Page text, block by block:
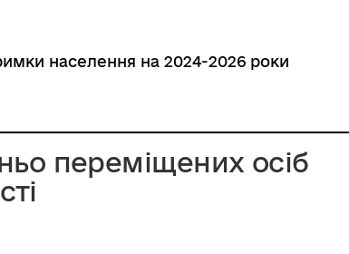
населення на 2024-2026 роки
переміщених осіб